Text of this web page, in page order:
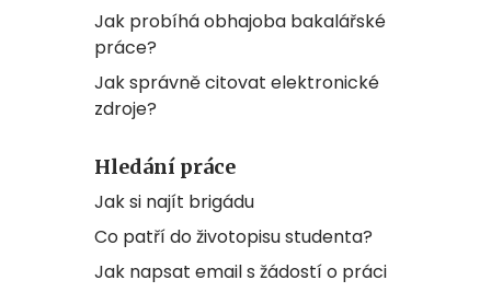
Jak probíhá obhajoba bakalářské
práce?
Jak správně citovat elektronické
zdroje?
Hledání práce
Jak si najít brigádu
Co patří do životopisu studenta?
Jak napsat email s žádostí o práci